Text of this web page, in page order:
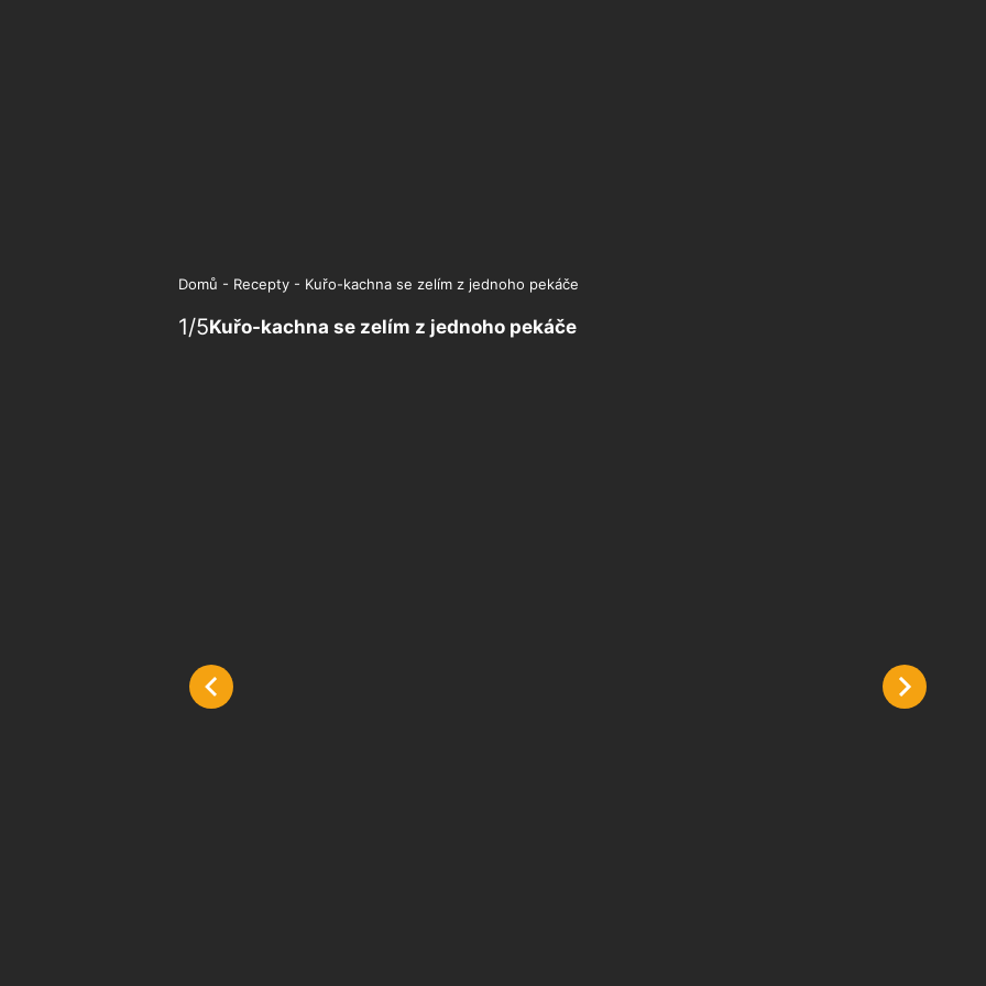
Domů - Recepty - Kuřo-kachna se zelím z jednoho pekáče
1/5Kuřo-kachna se zelím z jednoho pekáče